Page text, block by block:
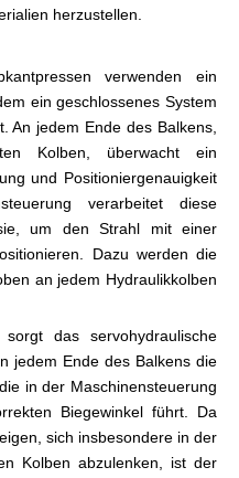
herzustellen.
verwenden ein
ein geschlossenes System
An jedem Ende des Balkens,
Kolben, überwacht ein
und Positioniergenauigkeit
verarbeitet diese
um den Strahl mit einer
Dazu werden die
an jedem Hydraulikkolben
das servohydraulische
jedem Ende des Balkens die
in der Maschinensteuerung
Biegewinkel führt. Da
sich insbesondere in der
Kolben abzulenken, ist der